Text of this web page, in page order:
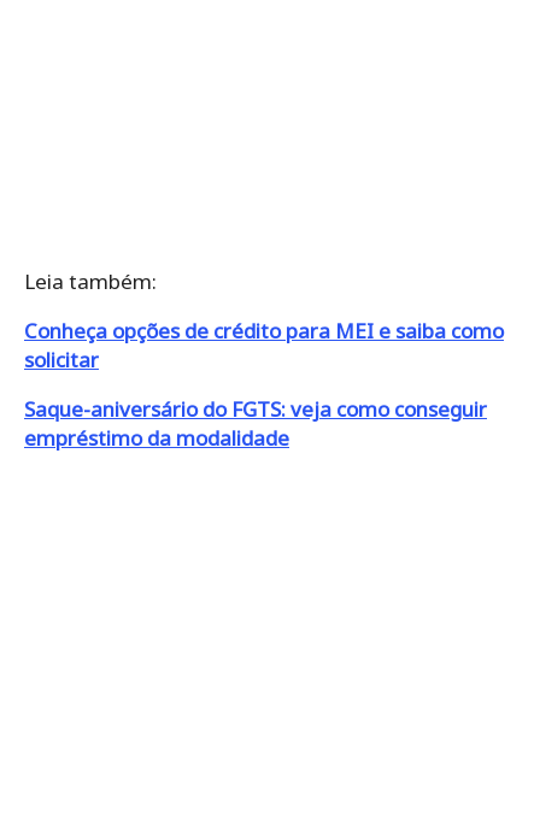
Leia também:
Conheça opções de crédito para MEI e saiba como
solicitar
Saque-aniversário do FGTS: veja como conseguir
empréstimo da modalidade